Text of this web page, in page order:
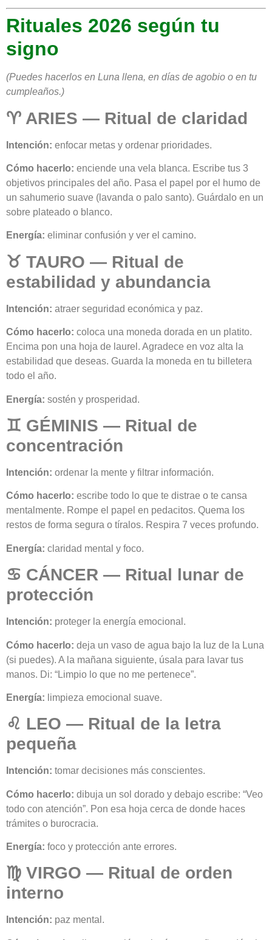
Rituales 2026 según tu
signo
(Puedes hacerlos en Luna llena, en días de agobio o en tu
cumpleaños.)
♈ ARIES — Ritual de claridad
Intención: enfocar metas y ordenar prioridades.
Cómo hacerlo: enciende una vela blanca. Escribe tus 3
objetivos principales del año. Pasa el papel por el humo de
un sahumerio suave (lavanda o palo santo). Guárdalo en un
sobre plateado o blanco.
Energía: eliminar confusión y ver el camino.
♉ TAURO — Ritual de
estabilidad y abundancia
Intención: atraer seguridad económica y paz.
Cómo hacerlo: coloca una moneda dorada en un platito.
Encima pon una hoja de laurel. Agradece en voz alta la
estabilidad que deseas. Guarda la moneda en tu billetera
todo el año.
Energía: sostén y prosperidad.
♊ GÉMINIS — Ritual de
concentración
Intención: ordenar la mente y filtrar información.
Cómo hacerlo: escribe todo lo que te distrae o te cansa
mentalmente. Rompe el papel en pedacitos. Quema los
restos de forma segura o tíralos. Respira 7 veces profundo.
Energía: claridad mental y foco.
♋ CÁNCER — Ritual lunar de
protección
Intención: proteger la energía emocional.
Cómo hacerlo: deja un vaso de agua bajo la luz de la Luna
(si puedes). A la mañana siguiente, úsala para lavar tus
manos. Di: “Limpio lo que no me pertenece”.
Energía: limpieza emocional suave.
♌ LEO — Ritual de la letra
pequeña
Intención: tomar decisiones más conscientes.
Cómo hacerlo: dibuja un sol dorado y debajo escribe: “Veo
todo con atención”. Pon esa hoja cerca de donde haces
trámites o burocracia.
Energía: foco y protección ante errores.
♍ VIRGO — Ritual de orden
interno
Intención: paz mental.